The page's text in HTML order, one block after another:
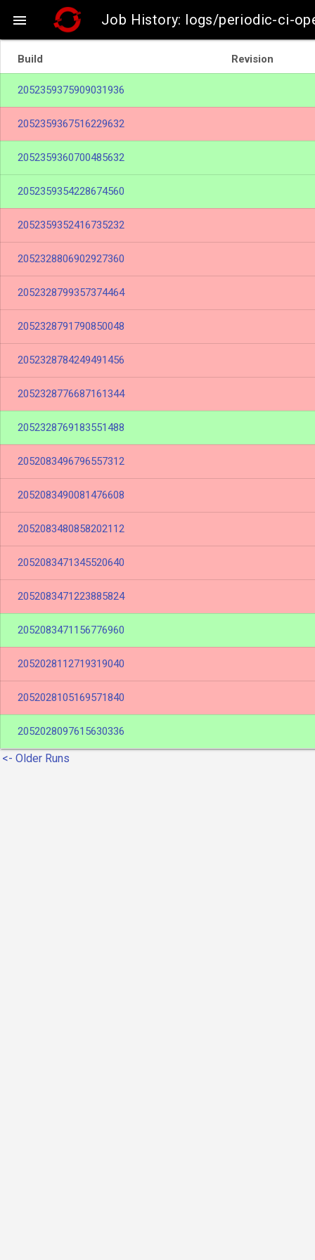
 Job History: logs/periodic-ci-
Build Revision
2052359375909031936
2052359367516229632
2052359360700485632
2052359354228674560
2052359352416735232
2052328806902927360
2052328799357374464
2052328791790850048
2052328784249491456
2052328776687161344
2052328769183551488
2052083496796557312
2052083490081476608
2052083480858202112
2052083471345520640
2052083471223885824
2052083471156776960
2052028112719319040
2052028105169571840
2052028097615630336
<- Older Runs